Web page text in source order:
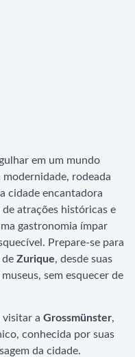
em um mundo
rodeada
cidade encantadora
atrações históricas e
gastronomia ímpar
Prepare-se para
Zurique, desde suas
sem esquecer de
visitar a Grossmünster,
conhecida por suas
da cidade.